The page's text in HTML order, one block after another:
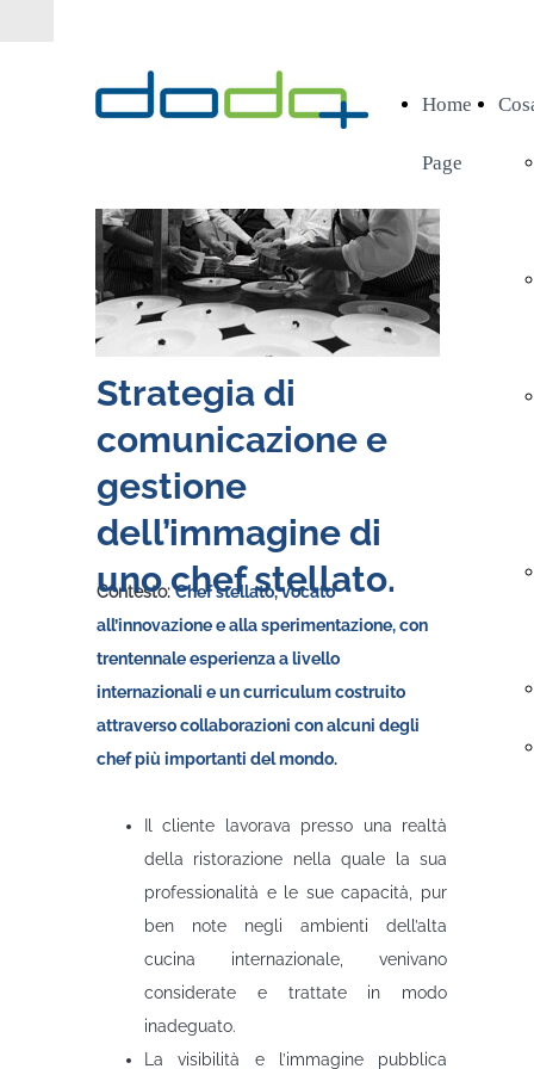
Home
Page
Strategia di
comunicazione e
gestione
dell’immagine di
uno chef stellato.
Contesto:Chef stellato, vocato
all’innovazione e alla sperimentazione, con
trentennale esperienza a livello
internazionali e un curriculum costruito
attraverso collaborazioni con alcuni degli
chef più importanti del mondo.
Il cliente lavorava presso una realtà
della ristorazione nella quale la sua
professionalità e le sue capacità, pur
ben note negli ambienti dell’alta
cucina internazionale, venivano
considerate e trattate in modo
inadeguato.
La visibilità e l’immagine pubblica